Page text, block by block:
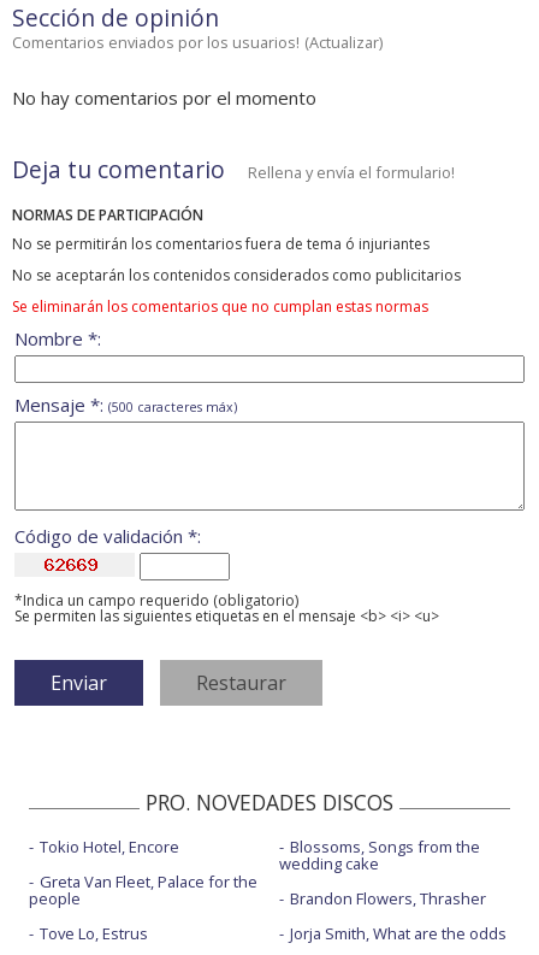
Sección de opinión
Comentarios enviados por los usuarios! (Actualizar)
No hay comentarios por el momento
Deja tu comentario Rellena y envía el formulario!
NORMAS DE PARTICIPACIÓN
No se permitirán los comentarios fuera de tema ó injuriantes
No se aceptarán los contenidos considerados como publicitarios
Se eliminarán los comentarios que no cumplan estas normas
Nombre *:
Mensaje *: (500 caracteres máx)
Código de validación *:
*Indica un campo requerido (obligatorio)
Se permiten las siguientes etiquetas en el mensaje <b> <i> <u>
PRO. NOVEDADES DISCOS
Tokio Hotel, Encore
Greta Van Fleet, Palace for the
people
Tove Lo, Estrus
Blossoms, Songs from the
wedding cake
Brandon Flowers, Thrasher
Jorja Smith, What are the odds